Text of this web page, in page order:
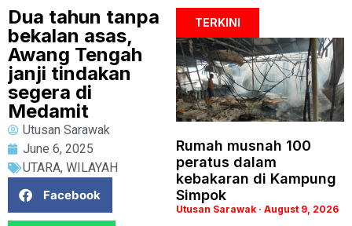
Dua tahun tanpa
bekalan asas,
Awang Tengah
janji tindakan
segera di
Medamit
Utusan Sarawak
June 6, 2025
UTARA, WILAYAH
Facebook
TERKINI
Rumah musnah 100
peratus dalam
kebakaran di Kampung
Simpok
Utusan Sarawak August 9, 2026